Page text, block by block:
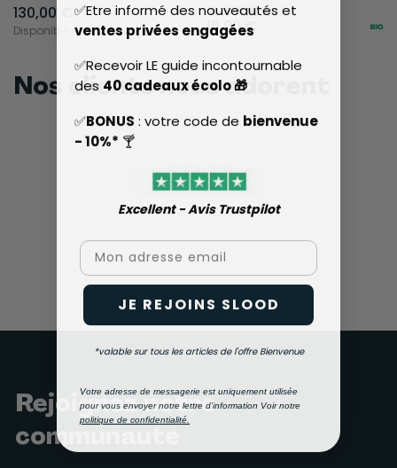
130,00 €
Disponible en3 couleurs
 (1)
10,90 €
Nos clients nous adorent
Rejoignez notre
communauté
✅Etre informé des nouveautés et
ventes privées engagées
✅Recevoir LE guide incontournable
des 40 cadeaux écolo 🎁
✅BONUS : votre code de bienvenue
- 10%* 🍸
Excellent - Avis Trustpilot​
Email
JE REJOINS SLOOD
*valable sur tous les articles de l'offre Bienvenue
Votre adresse de messagerie est uniquement utilisée
pour vous envoyer notre lettre d'information Voir notre
politique de confidentialité.